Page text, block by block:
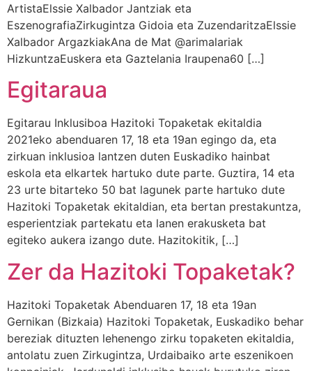
ArtistaElssie Xalbador Jantziak eta
EszenografiaZirkugintza Gidoia eta ZuzendaritzaElssie
Xalbador ArgazkiakAna de Mat @arimalariak
HizkuntzaEuskera eta Gaztelania Iraupena60 […]
Egitaraua
Egitarau Inklusiboa Hazitoki Topaketak ekitaldia
2021eko abenduaren 17, 18 eta 19an egingo da, eta
zirkuan inklusioa lantzen duten Euskadiko hainbat
eskola eta elkartek hartuko dute parte. Guztira, 14 eta
23 urte bitarteko 50 bat lagunek parte hartuko dute
Hazitoki Topaketak ekitaldian, eta bertan prestakuntza,
esperientziak partekatu eta lanen erakusketa bat
egiteko aukera izango dute. Hazitokitik, […]
Zer da Hazitoki Topaketak?
Hazitoki Topaketak Abenduaren 17, 18 eta 19an
Gernikan (Bizkaia) Hazitoki Topaketak, Euskadiko behar
bereziak dituzten lehenengo zirku topaketen ekitaldia,
antolatu zuen Zirkugintza, Urdaibaiko arte eszenikoen